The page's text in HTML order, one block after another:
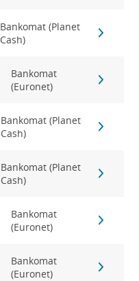
Bankomat (Planet
Cash)
Bankomat
(Euronet)
Bankomat (Planet
Cash)
Bankomat (Planet
Cash)
Bankomat
(Euronet)
Bankomat
(Euronet)